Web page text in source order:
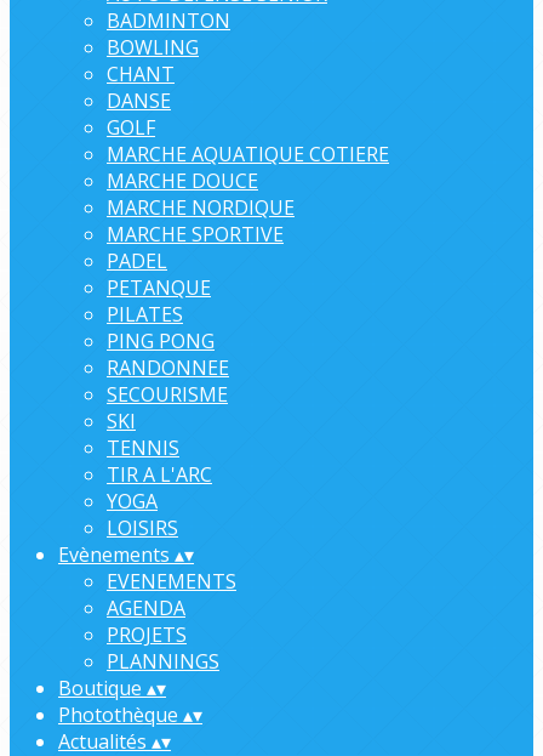
BADMINTON
BOWLING
CHANT
DANSE
GOLF
MARCHE AQUATIQUE COTIERE
MARCHE DOUCE
MARCHE NORDIQUE
MARCHE SPORTIVE
PADEL
PETANQUE
PILATES
PING PONG
RANDONNEE
SECOURISME
SKI
TENNIS
TIR A L'ARC
YOGA
LOISIRS
Evènements ▴▾
EVENEMENTS
AGENDA
PROJETS
PLANNINGS
Boutique ▴▾
Photothèque ▴▾
Actualités ▴▾